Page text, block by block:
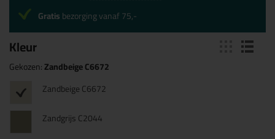
Kleur
Gekozen:Zandbeige C6672
Zandbeige C6672
Zandgrijs C2044
Gratisbezorging vanaf 75,-